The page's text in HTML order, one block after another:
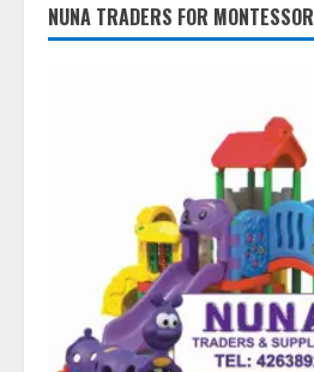
NUNA TRADERS FOR